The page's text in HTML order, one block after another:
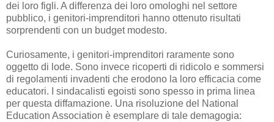
dei loro figli. A differenza dei loro omologhi nel settore
pubblico, i genitori-imprenditori hanno ottenuto risultati
sorprendenti con un budget modesto.
Curiosamente, i genitori-imprenditori raramente sono
oggetto di lode. Sono invece ricoperti di ridicolo e sommersi
di regolamenti invadenti che erodono la loro efficacia come
educatori. I sindacalisti egoisti sono spesso in prima linea
per questa diffamazione. Una risoluzione del National
Education Association è esemplare di tale demagogia: